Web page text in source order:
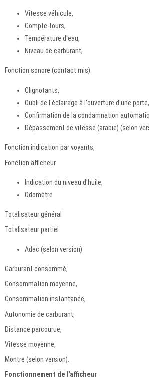
Vitesse véhicule,
Compte-tours,
Température d'eau,
Niveau de carburant,
Fonction sonore (contact mis)
Clignotants,
Oubli de l'éclairage à l'ouverture d'une porte,
Confirmation de la condamnation
Dépassement de vitesse (arabie) (selon
Fonction indication par voyants,
Fonction afficheur
Indication du niveau d'huile,
Odomètre
Totalisateur général
Totalisateur partiel
Adac (selon version)
Carburant consommé,
Consommation moyenne,
Consommation instantanée,
Autonomie de carburant,
Distance parcourue,
Vitesse moyenne,
Montre (selon version).
Fonctionnement de l'afficheur